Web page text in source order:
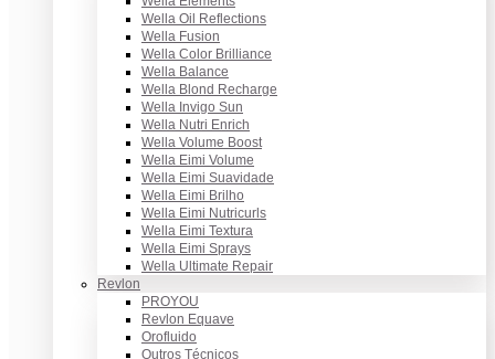
Wella Oil Reflections
Wella Fusion
Wella Color Brilliance
Wella Balance
Wella Blond Recharge
Wella Invigo Sun
Wella Nutri Enrich
Wella Volume Boost
Wella Eimi Volume
Wella Eimi Suavidade
Wella Eimi Brilho
Wella Eimi Nutricurls
Wella Eimi Textura
Wella Eimi Sprays
Wella Ultimate Repair
Revlon
PROYOU
Revlon Equave
Orofluido
Outros Técnicos